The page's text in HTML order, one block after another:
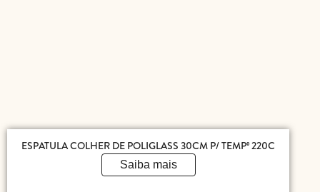
ESPATULA COLHER DE POLIGLASS 30CM P/ TEMPº 220C
Saiba mais